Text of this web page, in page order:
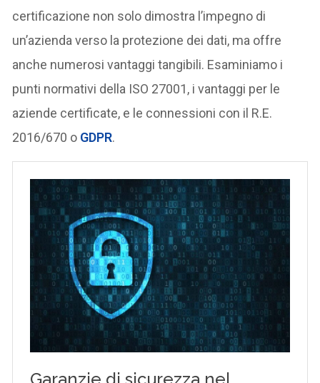
certificazione non solo dimostra l’impegno di
un’azienda verso la protezione dei dati, ma offre
anche numerosi vantaggi tangibili. Esaminiamo i
punti normativi della ISO 27001, i vantaggi per le
aziende certificate, e le connessioni con il R.E.
2016/670 o GDPR.